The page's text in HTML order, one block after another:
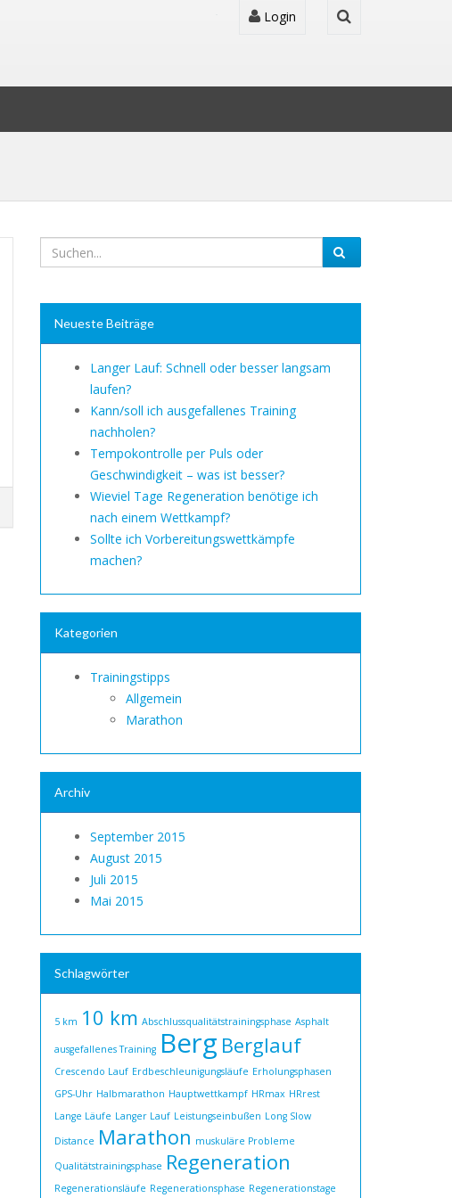
Login
Neueste Beiträge
Langer Lauf: Schnell oder besser langsam
laufen?
Kann/soll ich ausgefallenes Training
nachholen?
Tempokontrolle per Puls oder
Geschwindigkeit – was ist besser?
Wieviel Tage Regeneration benötige ich
nach einem Wettkampf?
Sollte ich Vorbereitungswettkämpfe
machen?
Kategorien
Trainingstipps
Allgemein
Marathon
Archiv
September 2015
August 2015
Juli 2015
Mai 2015
Schlagwörter
5 km 10 km Abschlussqualitätstrainingsphase Asphalt
ausgefallenes Training Berg Berglauf
Crescendo Lauf Erdbeschleunigungsläufe Erholungsphasen
GPS-Uhr Halbmarathon Hauptwettkampf HRmax HRrest
Lange Läufe Langer Lauf Leistungseinbußen Long Slow
Distance Marathon muskuläre Probleme
Qualitätstrainingsphase Regeneration
Regenerationsläufe Regenerationsphase Regenerationstage